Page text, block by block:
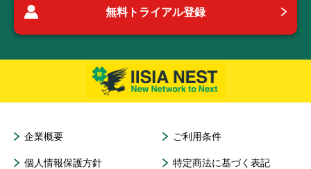
無料トライアル登録
企業概要 ご利用条件
個人情報保護方針 特定商法に基づく表記